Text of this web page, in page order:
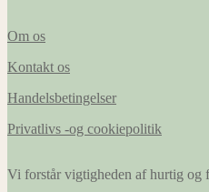
Om os
Kontakt os
Handelsbetingelser
Privatlivs -og cookiepolitik
Vi forstår vigtigheden af hurtig og